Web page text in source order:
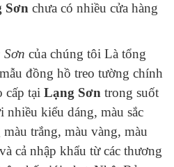
Sơn chưa có nhiều cửa hàng
của chúng tôi Là tổng
đồng hồ treo tường chính
cấp tại Lạng Sơn trong suốt
kiểu dáng, màu sắc
trắng, màu vàng, màu
cả nhập khẩu từ các thương